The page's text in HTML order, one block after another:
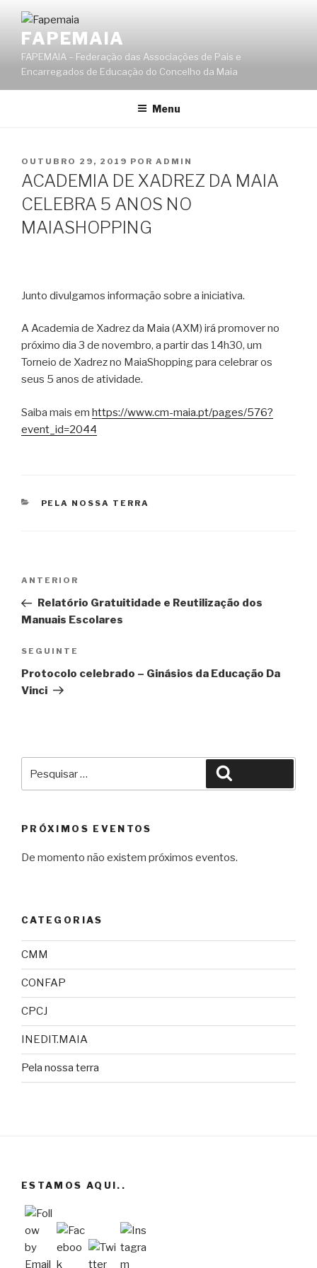
conteúdo
FAPEMAIA
FAPEMAIA – Federação das Associações de Pais e
Encarregados de Educação do Concelho da Maia
Menu
PUBLICADO
EM
OUTUBRO 29, 2019 POR ADMIN
ACADEMIA DE XADREZ DA MAIA
CELEBRA 5 ANOS NO
MAIASHOPPING
Junto divulgamos informação sobre a iniciativa.
A Academia de Xadrez da Maia (AXM) irá promover no
próximo dia 3 de novembro, a partir das 14h30, um
Torneio de Xadrez no MaiaShopping para celebrar os
seus 5 anos de atividade.
Saiba mais em https://www.cm-maia.pt/pages/576?
event_id=2044
CATEGORIAS
PELA NOSSA TERRA
artigos
Conteúdo
anterior
ANTERIOR
Relatório Gratuitidade e Reutilização dos
Manuais Escolares
Conteúdo
seguinte
SEGUINTE
Protocolo celebrado – Ginásios da Educação Da
Vinci
por:
PRÓXIMOS EVENTOS
De momento não existem próximos eventos.
CATEGORIAS
CMM
CONFAP
CPCJ
INEDIT.MAIA
Pela nossa terra
ESTAMOS AQUI..